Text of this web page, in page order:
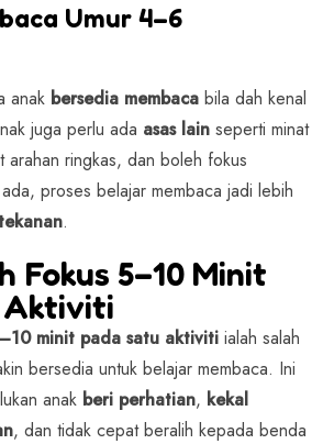
Umur 4–6
anak bersedia membaca bila dah kenal
juga perlu ada asas lain seperti minat
ringkas, dan boleh fokus
proses belajar membaca jadi lebih
.
Fokus 5–10 Minit
Aktiviti
minit pada satu aktiviti ialah salah
bersedia untuk belajar membaca. Ini
anak beri perhatian, kekal
, dan tidak cepat beralih kepada benda